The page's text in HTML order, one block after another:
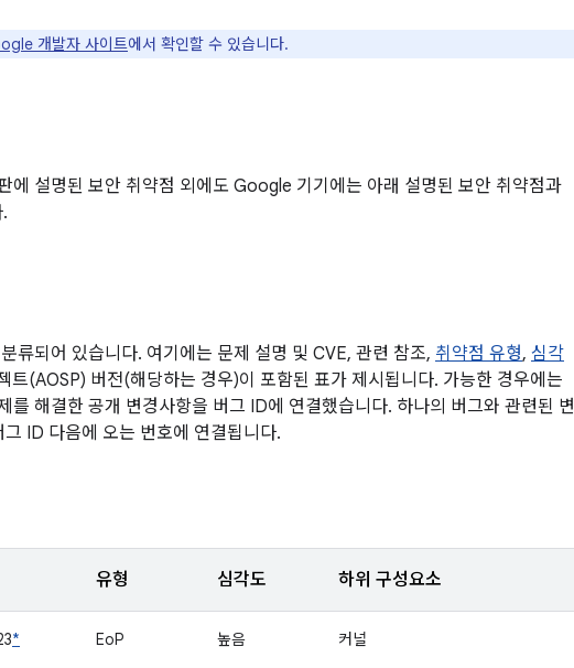
개발자 사이트에서 확인할 수 있습니다.
설명된 보안 취약점 외에도 Google 기기에는 아래 설명된 보안 취약점과
류되어 있습니다. 여기에는 문제 설명 및 CVE, 관련 참조, 취약점 유형, 심각
(AOSP) 버전(해당하는 경우)이 포함된 표가 제시됩니다. 가능한 경우에는
를 해결한 공개 변경사항을 버그 ID에 연결했습니다. 하나의 버그와 관련된 변
ID 다음에 오는 번호에 연결됩니다.
유형 심각도 하위 구성요소
* EoP 높음 커널